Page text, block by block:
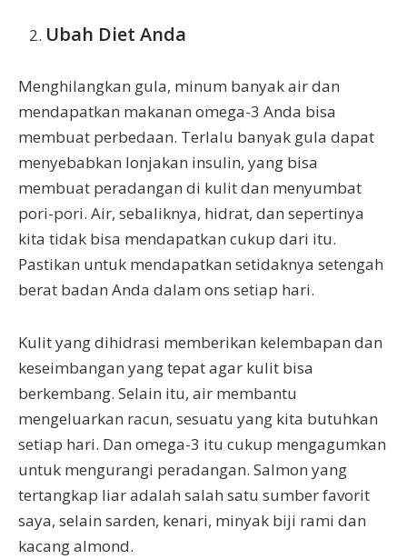
Ubah Diet Anda
Menghilangkan gula, minum banyak air dan
mendapatkan makanan omega-3 Anda bisa
membuat perbedaan. Terlalu banyak gula dapat
menyebabkan lonjakan insulin, yang bisa
membuat peradangan di kulit dan menyumbat
pori-pori. Air, sebaliknya, hidrat, dan sepertinya
kita tidak bisa mendapatkan cukup dari itu.
Pastikan untuk mendapatkan setidaknya setengah
berat badan Anda dalam ons setiap hari.
Kulit yang dihidrasi memberikan kelembapan dan
keseimbangan yang tepat agar kulit bisa
berkembang. Selain itu, air membantu
mengeluarkan racun, sesuatu yang kita butuhkan
setiap hari. Dan omega-3 itu cukup mengagumkan
untuk mengurangi peradangan. Salmon yang
tertangkap liar adalah salah satu sumber favorit
saya, selain sarden, kenari, minyak biji rami dan
kacang almond.